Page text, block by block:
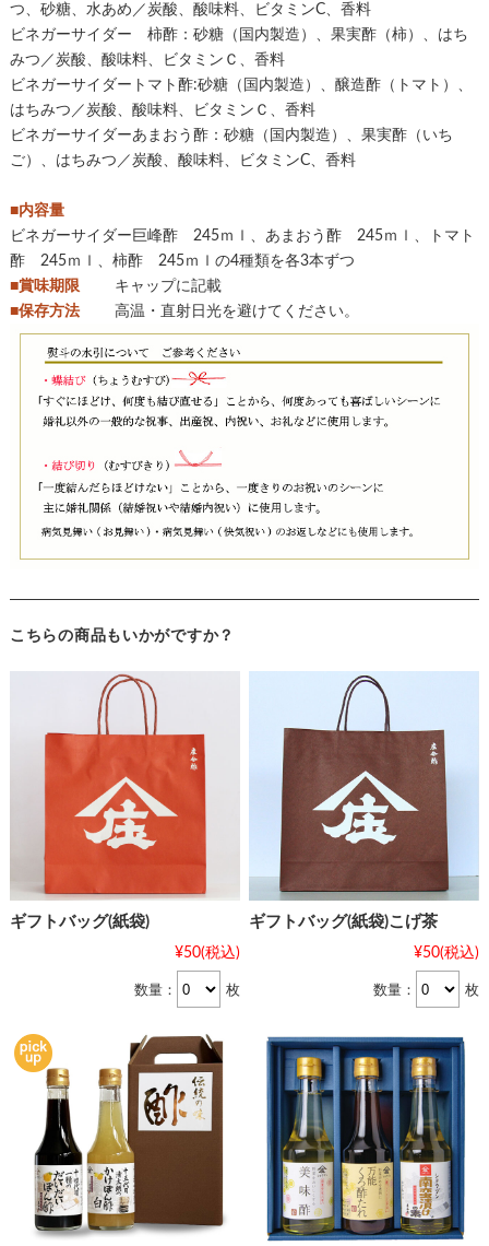
つ、砂糖、水あめ／炭酸、酸味料、ビタミンC、香料
ビネガーサイダー 柿酢：砂糖（国内製造）、果実酢（柿）、はち
みつ／炭酸、酸味料、ビタミンＣ、香料
ビネガーサイダートマト酢:砂糖（国内製造）、醸造酢（トマト）、
はちみつ／炭酸、酸味料、ビタミンＣ、香料
ビネガーサイダーあまおう酢：砂糖（国内製造）、果実酢（いち
ご）、はちみつ／炭酸、酸味料、ビタミンC、香料
■内容量
ビネガーサイダー巨峰酢 245ｍｌ、あまおう酢 245ｍｌ、トマト
酢 245ｍｌ、柿酢 245ｍｌの4種類を各3本ずつ
■賞味期限キャップに記載
■保存方法高温・直射日光を避けてください。
こちらの商品もいかがですか？
ギフトバッグ(紙袋)
¥50(税込)
数量： 枚
ギフトバッグ(紙袋)こげ茶
¥50(税込)
数量： 枚